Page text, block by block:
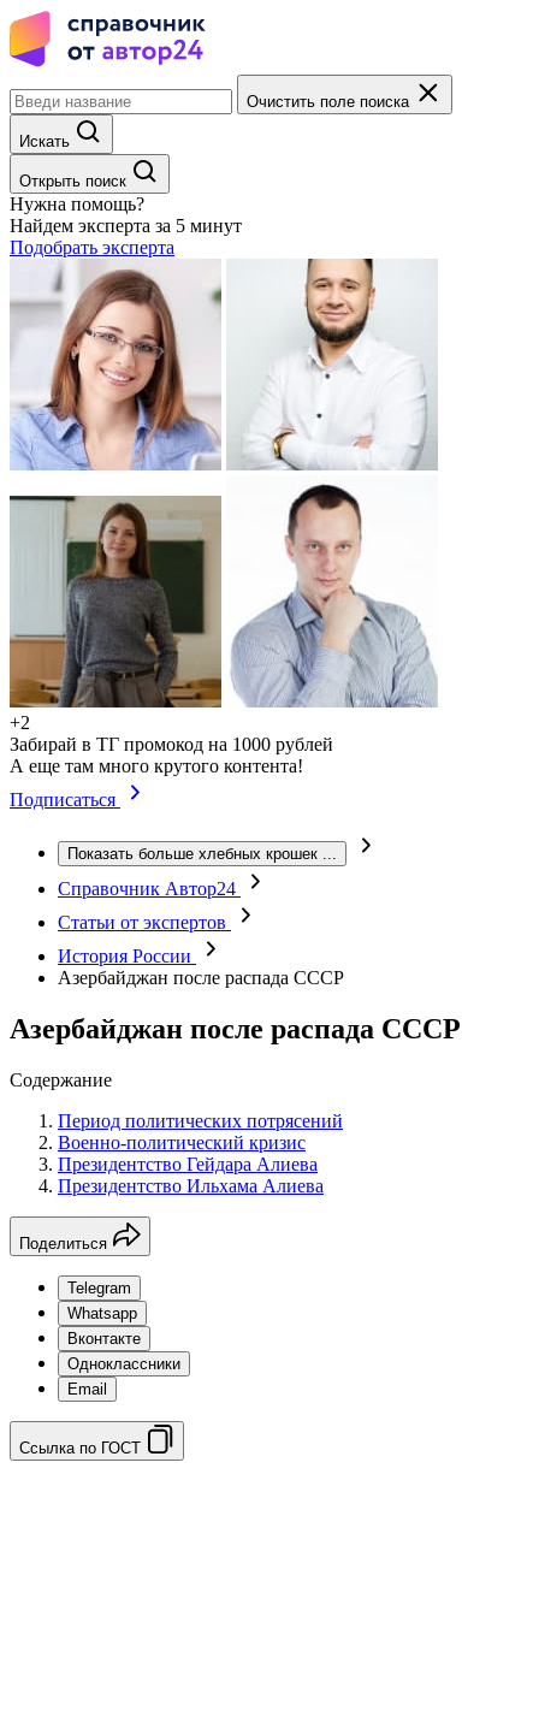
Очистить поле поиска
Искать
Открыть поиск
Нужна помощь?
Найдем эксперта за 5 минут
Подобрать эксперта
+2
Забирай в ТГ промокод на 1000 рублей
А еще там много крутого контента!
Подписаться
Показать больше хлебных крошек ...
Справочник Автор24
Статьи от экспертов
История России
Азербайджан после распада СССР
Азербайджан после распада СССР
Содержание
Период политических потрясений
Военно-политический кризис
Президентство Гейдара Алиева
Президентство Ильхама Алиева
Поделиться
Telegram
Whatsapp
Вконтакте
Одноклассники
Email
Ссылка по ГОСТ